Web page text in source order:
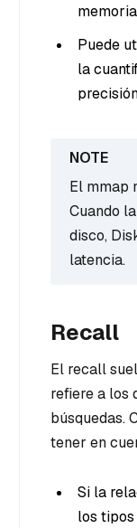
Puede
la
El mmap
Cuando
disco,
latencia.
Recall
El recall
refiere a los
búsquedas.
tener en
Si la
los tipos